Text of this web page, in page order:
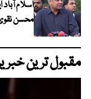
اسلام
محسن
مقبول ترین